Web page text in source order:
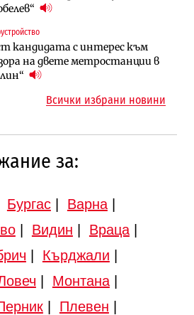
кандидата с интерес към
на двете метростанции в
Русе – Велико
кандидата с интерес към
на двете метростанции в
мост над Варненското
става част от бъдещата
„Черно море“
Всички избрани новини
за:
Бургас| Варна|
| Видин Враца|
Кърджали
Монтана|
| Плевен